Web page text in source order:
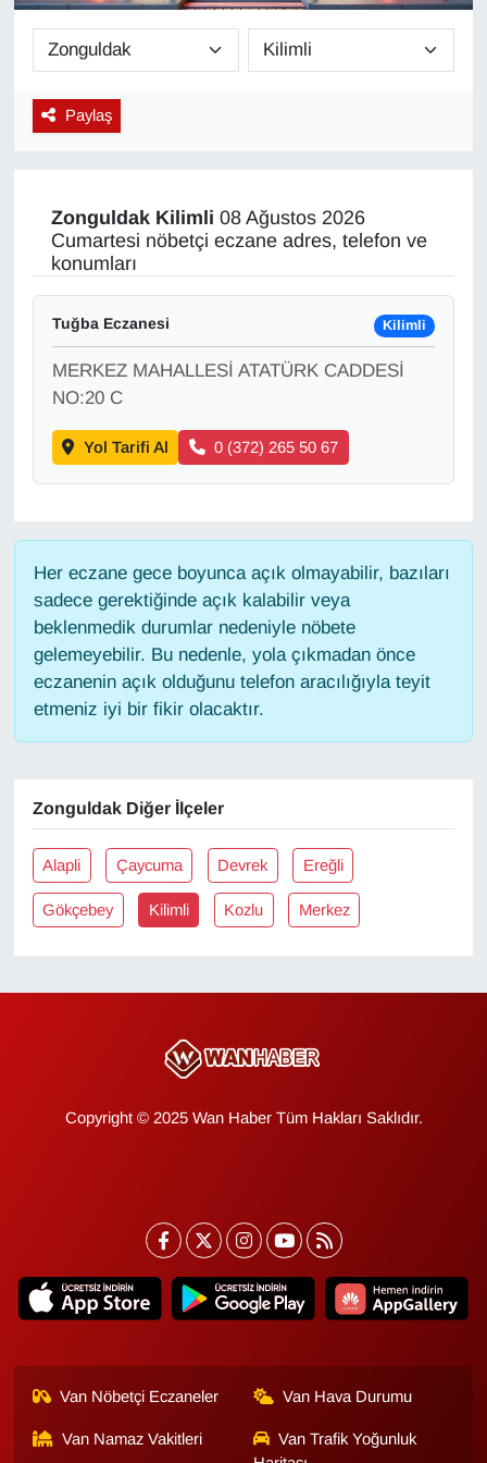
Paylaş
Zonguldak Kilimli 08 Ağustos 2026
Cumartesi nöbetçi eczane adres, telefon ve
konumları
Tuğba Eczanesi Kilimli
MERKEZ MAHALLESİ ATATÜRK CADDESİ
NO:20 C
Yol Tarifi Al 0 (372) 265 50 67
Her eczane gece boyunca açık olmayabilir, bazıları
sadece gerektiğinde açık kalabilir veya
beklenmedik durumlar nedeniyle nöbete
gelemeyebilir. Bu nedenle, yola çıkmadan önce
eczanenin açık olduğunu telefon aracılığıyla teyit
etmeniz iyi bir fikir olacaktır.
Zonguldak Diğer İlçeler
Alapli Çaycuma Devrek Ereğli
Gökçebey Kilimli Kozlu Merkez
Copyright © 2025 Wan Haber Tüm Hakları Saklıdır.
Van Nöbetçi Eczaneler Van Hava Durumu
Van Namaz Vakitleri
Van Trafik Yoğunluk
Diğer
DÜNYA
EKONOMİ
Eleman
Emlak
En çok konuşulanlar
GENEL
Güncel
Gündem
Haber
HABERDE İNSAN
İngilizce
Kamu Alımları
Kim Kimdir?
Kültür & Sanat
Resmi İlanlar
RÖPORTAJ
SAĞLIK